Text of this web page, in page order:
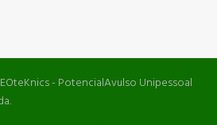
- PotencialAvulso Unipessoal